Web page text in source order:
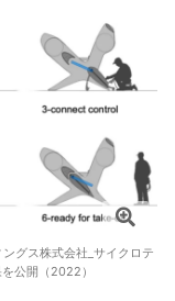
グス株式会社_サイクロテ
公開（2022）